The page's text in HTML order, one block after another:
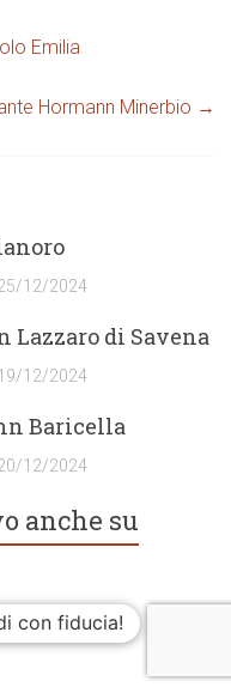
Emilia
Hormann Minerbio →
12/2024
Lazzaro di Savena
12/2024
Baricella
12/2024
anche su
con fiducia!